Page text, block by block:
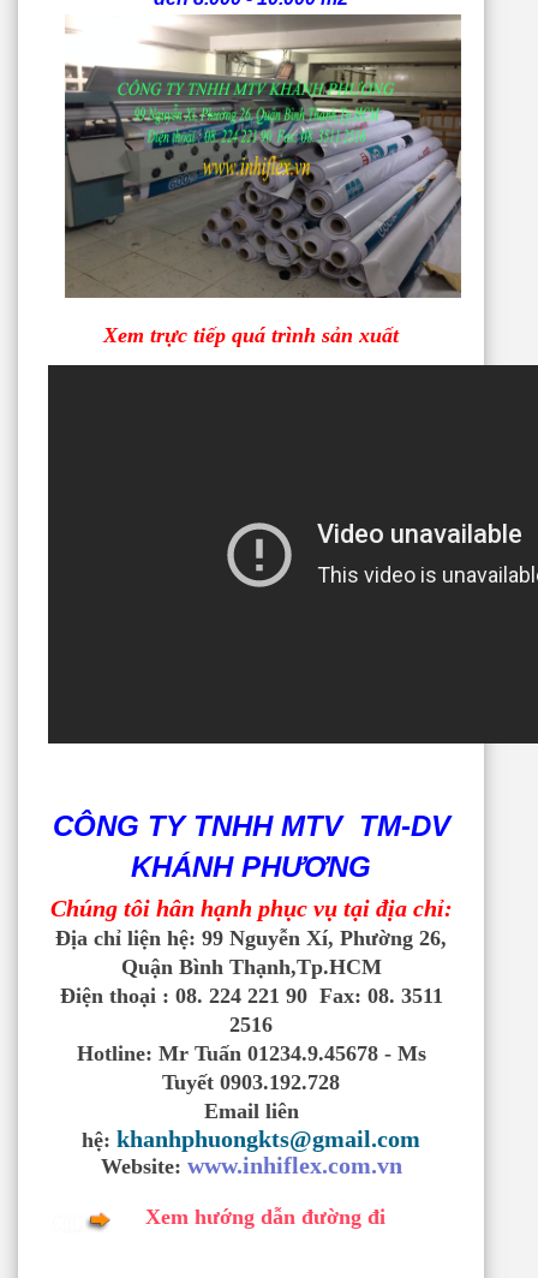
Xem trực tiếp quá trình sản xuất
CÔNG TY TNHH MTV TM-DV
KHÁNH PHƯƠNG
Chúng tôi hân hạnh phục vụ tại địa chỉ:
Địa chỉ liện hệ: 99 Nguyễn Xí, Phường 26,
Quận Bình Thạnh,Tp.HCM
Điện thoại : 08. 224 221 90 Fax: 08. 3511
2516
Hotline: Mr Tuấn 01234.9.45678 - Ms
Tuyết 0903.192.728
Email liên
hệ: khanhphuongkts@gmail.com
Website: www.inhiflex.com.vn
Xem hướng dẫn đường đi